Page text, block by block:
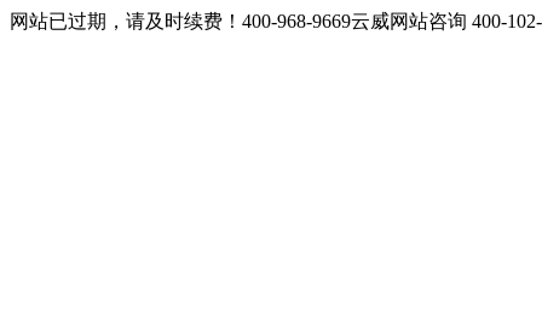
网站已过期，请及时续费！400-968-9669云威网站咨询 400-